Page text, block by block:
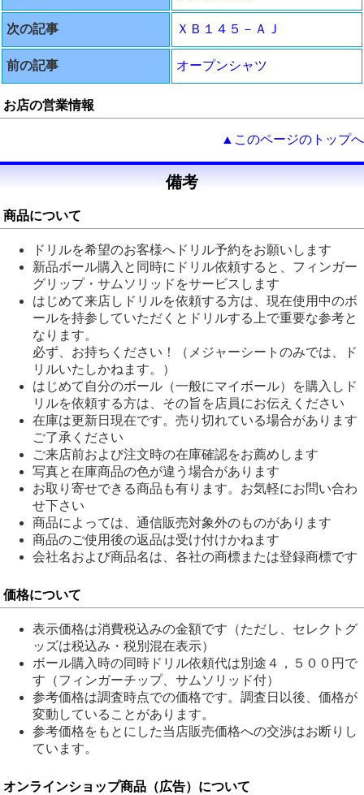
次の記事 ＸＢ１４５－ＡＪ
前の記事 オープンシャツ
お店の営業情報
▲このページのトップへ
備考
商品について
ドリルを希望のお客様へドリル予約をお願いします
新品ボール購入と同時にドリル依頼すると、フィンガー
グリップ・サムソリッドをサービスします
はじめて来店しドリルを依頼する方は、現在使用中のボ
ールを持参していただくとドリルする上で重要な参考と
なります。
必ず、お持ちください！（メジャーシートのみでは、ド
リルいたしかねます。）
はじめて自分のボール（一般にマイボール）を購入しド
リルを依頼する方は、その旨を店員にお伝えください
在庫は更新日現在です。売り切れている場合があります
ご了承ください
ご来店前および注文時の在庫確認をお薦めします
写真と在庫商品の色が違う場合があります
お取り寄せできる商品も有ります。お気軽にお問い合わ
せ下さい
商品によっては、通信販売対象外のものがあります
商品のご使用後の返品は受け付けかねます
会社名および商品名は、各社の商標または登録商標です
価格について
表示価格は消費税込みの金額です（ただし、セレクトグ
ッズは税込み・税別混在表示）
ボール購入時の同時ドリル依頼代は別途４，５００円で
す（フィンガーチップ、サムソリッド付）
参考価格は調査時点での価格です。調査日以後、価格が
変動していることがあります。
参考価格をもとにした当店販売価格への交渉はお断りし
ています。
オンラインショップ商品（広告）について